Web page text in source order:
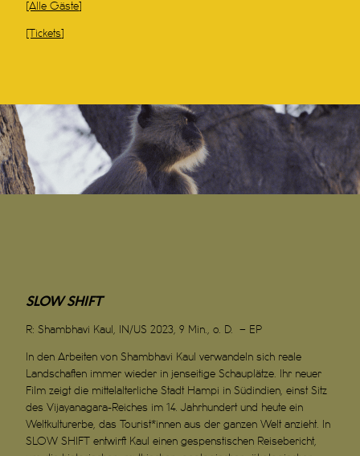
[Alle Gäste]
[Tickets]
SLOW SHIFT
R:Shambhavi Kaul, IN/US 2023, 9 Min., o. D. – EP
In den Arbeiten von Shambhavi Kaul verwandeln sich reale
Landschaften immer wieder in jenseitige Schauplätze. Ihr neuer
Film zeigt die mittelalterliche Stadt Hampi in Südindien, einst Sitz
des Vijayanagara-Reiches im 14. Jahrhundert und heute ein
Weltkulturerbe, das Tourist*innen aus der ganzen Welt anzieht. In
SLOW SHIFT entwirft Kaul einen gespenstischen Reisebericht,